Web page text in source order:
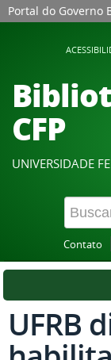
Portal do Governo
CFP
UNIVERSIDADE
Contato
UFRB